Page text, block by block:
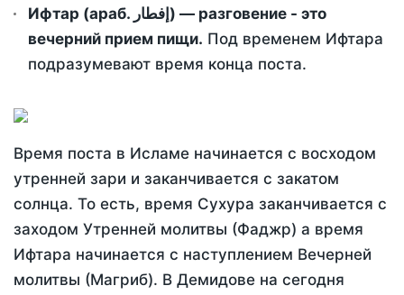
Ифтар (араб. إفطار) — разговение - это
вечерний прием пищи. Под временем Ифтара
подразумевают время конца поста.
Время поста в Исламе начинается с восходом
утренней зари и заканчивается с закатом
солнца. То есть, время Сухура заканчивается с
заходом Утренней молитвы (Фаджр) а время
Ифтара начинается с наступлением Вечерней
молитвы (Магриб). В Демидове на сегодня